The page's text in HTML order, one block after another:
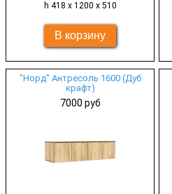
h 418 х 1200 х 510
"Норд" Антресоль 1600 (Дуб
крафт)
7000 руб